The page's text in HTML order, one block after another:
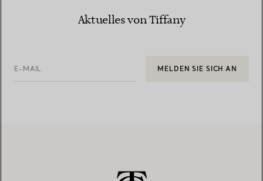
Aktuelles von Tiffany
E-MAIL MELDEN SIE SICH AN